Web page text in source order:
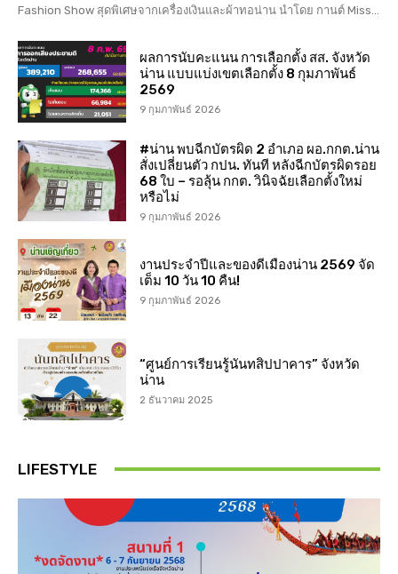
Fashion Show สุดพิเศษจากเครื่องเงินและผ้าทอน่าน นำโดย กานต์ Miss...
ผลการนับคะแนน การเลือกตั้ง สส. จังหวัด
น่าน แบบแบ่งเขตเลือกตั้ง 8 กุมภาพันธ์
2569
9 กุมภาพันธ์ 2026
#น่าน พบฉีกบัตรผิด 2 อำเภอ ผอ.กกต.น่าน
สั่งเปลี่ยนตัว กปน. ทันที หลังฉีกบัตรผิดรอย
68 ใบ – รอลุ้น กกต. วินิจฉัยเลือกตั้งใหม่
หรือไม่
9 กุมภาพันธ์ 2026
งานประจำปีและของดีเมืองน่าน 2569 จัด
เต็ม 10 วัน 10 คืน!
9 กุมภาพันธ์ 2026
“ศูนย์การเรียนรู้นันทสิปปาคาร” จังหวัด
น่าน
2 ธันวาคม 2025
LIFESTYLE